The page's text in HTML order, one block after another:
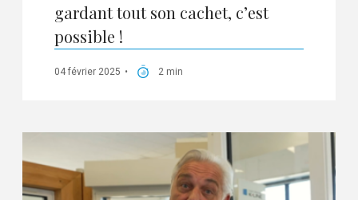
gardant tout son cachet, c’est
possible !
04 février 2025 2 min